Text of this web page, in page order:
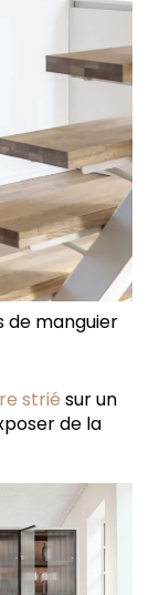
de manguier
strié sur un
de la